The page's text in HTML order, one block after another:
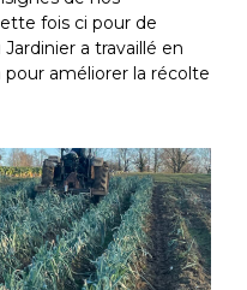
fois ci pour de
a travaillé en
améliorer la récolte